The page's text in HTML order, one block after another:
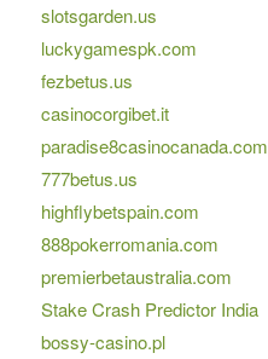
slotsgarden.us
luckygamespk.com
fezbetus.us
casinocorgibet.it
paradise8casinocanada.com
777betus.us
highflybetspain.com
888pokerromania.com
premierbetaustralia.com
Stake Crash Predictor India
bossy-casino.pl